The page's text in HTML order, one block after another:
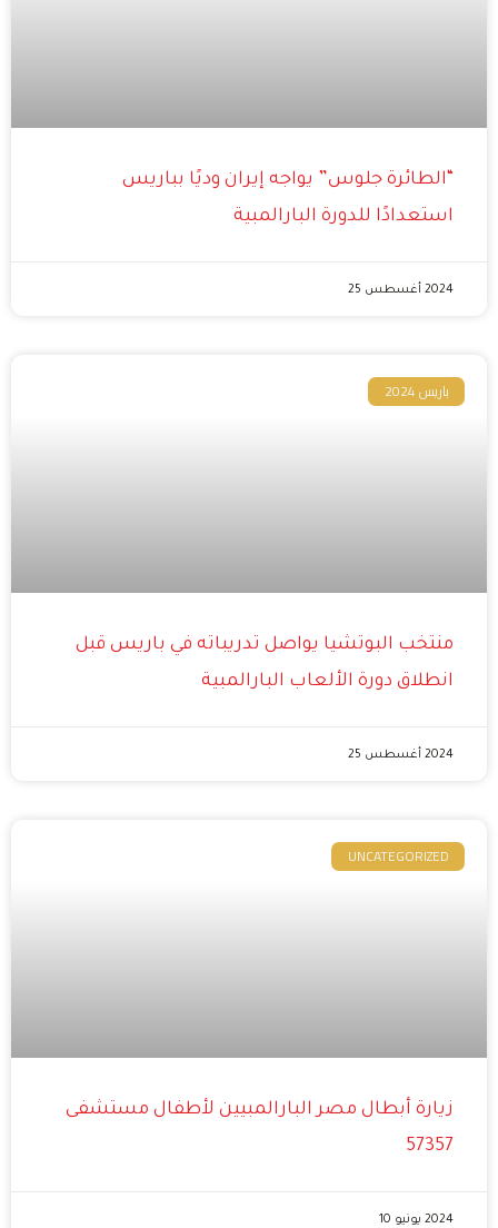
“الطائرة جلوس” يواجه إيران وديًا بباريس
استعدادًا للدورة البارالمبية
2024 أغسطس 25
باريس 2024
منتخب البوتشيا يواصل تدريباته في باريس قبل
انطلاق دورة الألعاب البارالمبية
2024 أغسطس 25
UNCATEGORIZED
زيارة أبطال مصر البارالمبيين لأطفال مستشفى
57357
2024 يونيو 10